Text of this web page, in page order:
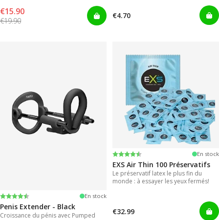
€15.90
€19.90
€4.70
Note:
4.4 sur 5 étoiles En stock
Penis Extender - Black
Croissance du pénis avec Pumped
Note:
4.6 sur 5 étoiles En stock
EXS Air Thin 100 Préservatifs
Le préservatif latex le plus fin du
monde : à essayer les yeux fermés!
€32.99